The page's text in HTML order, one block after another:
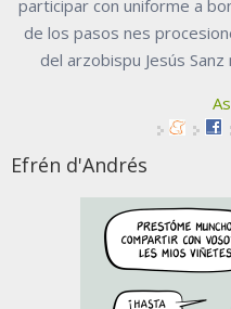
participar con uniforme a
de los pasos nes
del arzobispu Jesús
Efrén d'Andrés